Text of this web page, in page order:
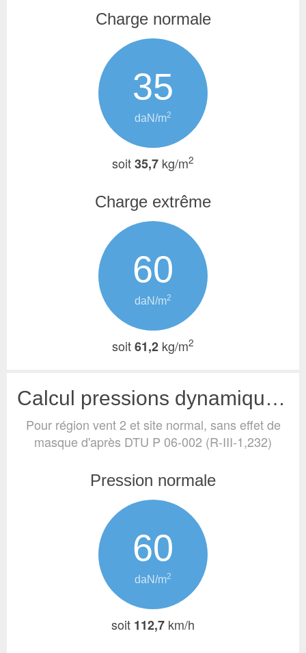
Charge normale
35
daN/m2
soit35,7 kg/m2
Charge extrême
60
daN/m2
soit61,2 kg/m2
Calcul pressions dynamiques de base (vent)
Pour région vent 2 et site normal, sans effet de
masque d'après DTU P 06-002 (R-III-1,232)
Pression normale
60
daN/m2
soit 112,7 km/h